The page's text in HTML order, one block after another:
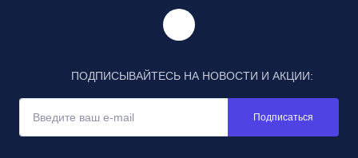
ПОДПИСЫВАЙТЕСЬ НА НОВОСТИ И АКЦИИ:
Подписаться